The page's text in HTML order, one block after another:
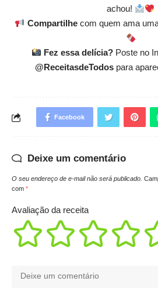
achou!
Compartilhecom quem ama
Fez essa delícia?Poste no
@ReceitasdeTodospara
Facebook
Deixe um comentário
O seu endereço de e-mail não será publicado.
com *
Avaliação da receita